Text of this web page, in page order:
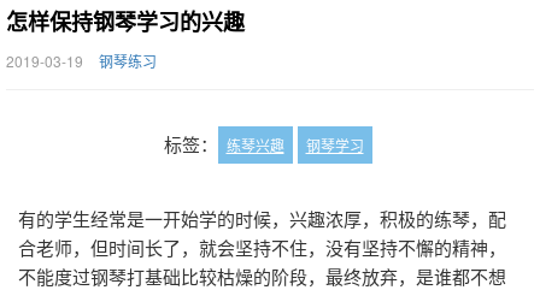
怎样保持钢琴学习的兴趣
2019-03-19 钢琴练习
标签： 练琴兴趣 钢琴学习
有的学生经常是一开始学的时候，兴趣浓厚，积极的练琴，配
合老师，但时间长了，就会坚持不住，没有坚持不懈的精神，
不能度过钢琴打基础比较枯燥的阶段，最终放弃，是谁都不想